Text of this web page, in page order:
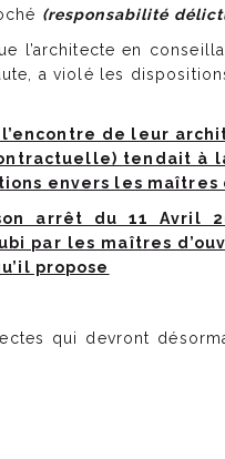
(responsabilité
l’architecte en
a violé les
de leur
tendait à
envers les maîtres
arrêt du 11 Avril
par les maîtres
propose
qui devront